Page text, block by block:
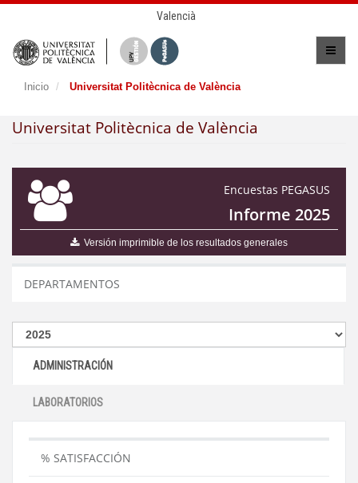
Valencià
Inicio Universitat Politècnica de València
Universitat Politècnica de València
Encuestas PEGASUS
Informe 2025
Versión imprimible de los resultados generales
DEPARTAMENTOS
ADMINISTRACIÓN
LABORATORIOS
% SATISFACCIÓN